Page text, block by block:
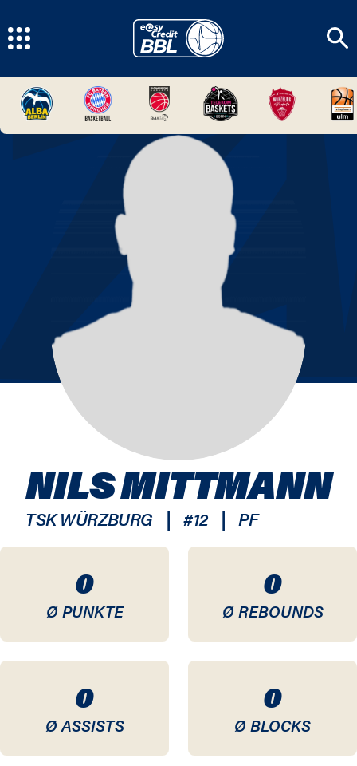
0
Ø PUNKTE
0
Ø REBOUNDS
0
Ø ASSISTS
0
Ø BLOCKS
NILS MITTMANN
TSK WÜRZBURG | #12 | PF